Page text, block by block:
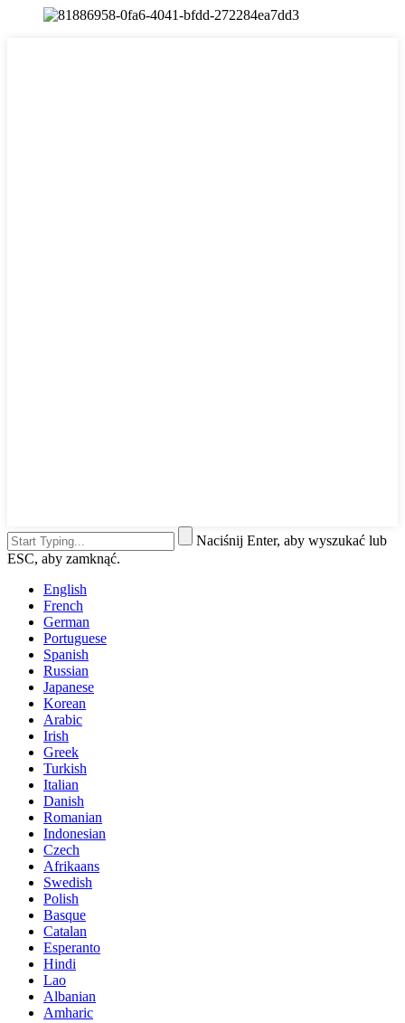
Naciśnij Enter, aby wyszukać lub
ESC, aby zamknąć.
English
French
German
Portuguese
Spanish
Russian
Japanese
Korean
Arabic
Irish
Greek
Turkish
Italian
Danish
Romanian
Indonesian
Czech
Afrikaans
Swedish
Polish
Basque
Catalan
Esperanto
Hindi
Lao
Albanian
Amharic